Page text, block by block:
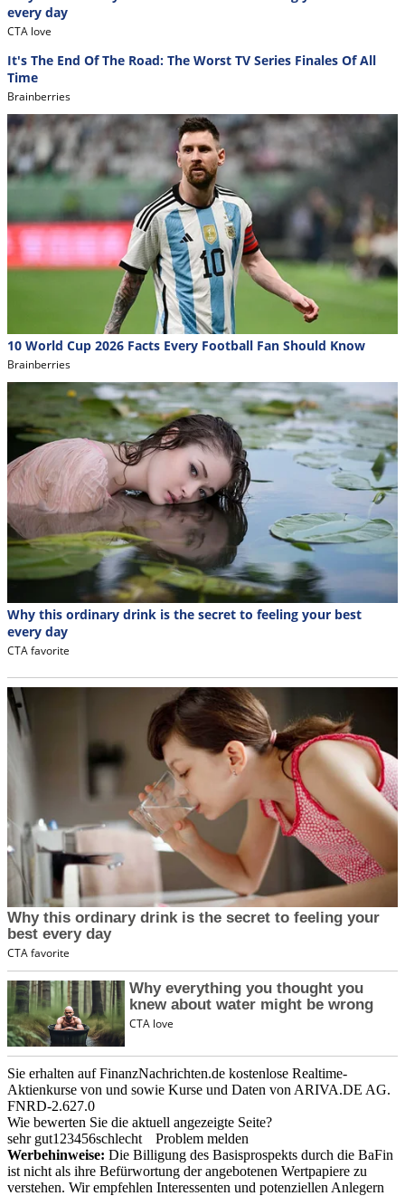
Sie erhalten auf FinanzNachrichten.de kostenlose Realtime-
Aktienkurse von und sowie Kurse und Daten von ARIVA.DE AG.
FNRD-2.627.0
Wie bewerten Sie die aktuell angezeigte Seite?
sehr gut1 23456schlecht
Problem melden
Werbehinweise: Die Billigung des Basisprospekts durch die BaFin
ist nicht als ihre Befürwortung der angebotenen Wertpapiere zu
verstehen. Wir empfehlen Interessenten und potenziellen Anlegern